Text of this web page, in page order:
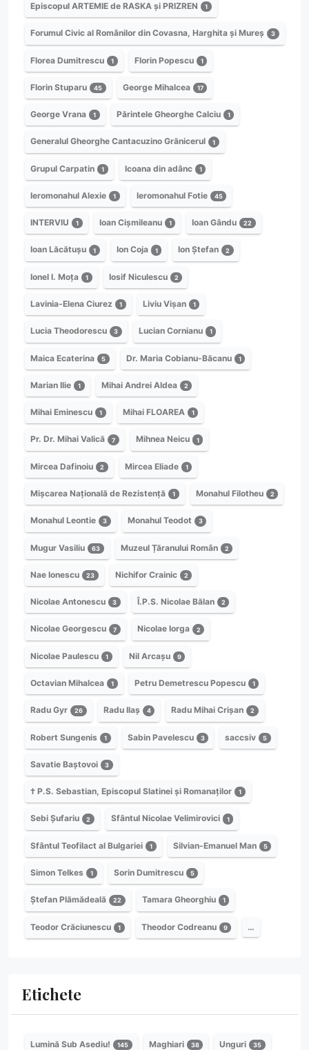
Episcopul ARTEMIE de RASKA și PRIZREN 1
Forumul Civic al Românilor din Covasna, Harghita și Mureș 3
Florea Dumitrescu 1 Florin Popescu 1
Florin Stuparu 45 George Mihalcea 17
George Vrana 1 Părintele Gheorghe Calciu 1
Generalul Gheorghe Cantacuzino Grănicerul 1
Grupul Carpatin 1 Icoana din adânc 1
Ieromonahul Alexie 1 Ieromonahul Fotie 45
INTERVIU 1 Ioan Cișmileanu 1 Ioan Gându 22
Ioan Lăcătușu 1 Ion Coja 1 Ion Ștefan 2
Ionel I. Moța 1 Iosif Niculescu 2
Lavinia-Elena Ciurez 1 Liviu Vișan 1
Lucia Theodorescu 3 Lucian Cornianu 1
Maica Ecaterina 5 Dr. Maria Cobianu-Băcanu 1
Marian Ilie 1 Mihai Andrei Aldea 2
Mihai Eminescu 1 Mihai FLOAREA 1
Pr. Dr. Mihai Valică 7 Mihnea Neicu 1
Mircea Dafinoiu 2 Mircea Eliade 1
Mișcarea Națională de Rezistență 1 Monahul Filotheu 2
Monahul Leontie 3 Monahul Teodot 3
Mugur Vasiliu 63 Muzeul Țăranului Român 2
Nae Ionescu 23 Nichifor Crainic 2
Nicolae Antonescu 3 Î.P.S. Nicolae Bălan 2
Nicolae Georgescu 7 Nicolae Iorga 2
Nicolae Paulescu 1 Nil Arcașu 9
Octavian Mihalcea 1 Petru Demetrescu Popescu 1
Radu Gyr 26 Radu Ilaș 4 Radu Mihai Crișan 2
Robert Sungenis 1 Sabin Pavelescu 3 saccsiv 5
Savatie Baștovoi 3
† P.S. Sebastian, Episcopul Slatinei și Romanaților 1
Sebi Șufariu 2 Sfântul Nicolae Velimirovici 1
Sfântul Teofilact al Bulgariei 1 Silvian-Emanuel Man 5
Simon Telkes 1 Sorin Dumitrescu 5
Ștefan Plămădeală 22 Tamara Gheorghiu 1
Teodor Crăciunescu 1 Theodor Codreanu 9 …
Etichete
Lumină Sub Asediu! 145 Maghiari 38 Unguri 35